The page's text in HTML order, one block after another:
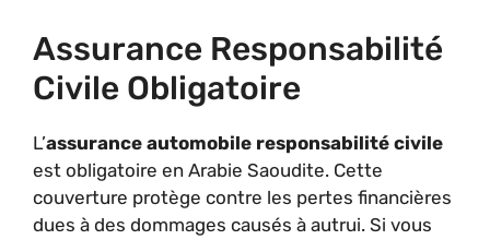
Assurance Responsabilité
Civile Obligatoire
L’assurance automobile responsabilité civile
est obligatoire en Arabie Saoudite. Cette
couverture protège contre les pertes financières
dues à des dommages causés à autrui. Si vous